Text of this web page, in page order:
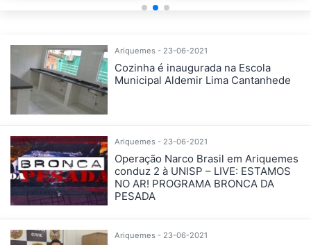
Ariquemes - 23-06-2021
Cozinha é inaugurada na Escola
Municipal Aldemir Lima Cantanhede
Ariquemes - 23-06-2021
Operação Narco Brasil em Ariquemes
conduz 2 à UNISP – LIVE: ESTAMOS
NO AR! PROGRAMA BRONCA DA
PESADA
Ariquemes - 23-06-2021